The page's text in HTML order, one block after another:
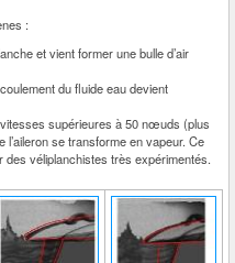
:
et vient former une bulle d’air
du fluide eau devient
vitesses supérieures à 50 nœuds (plus
l’aileron se transforme en vapeur. Ce
véliplanchistes très expérimentés.